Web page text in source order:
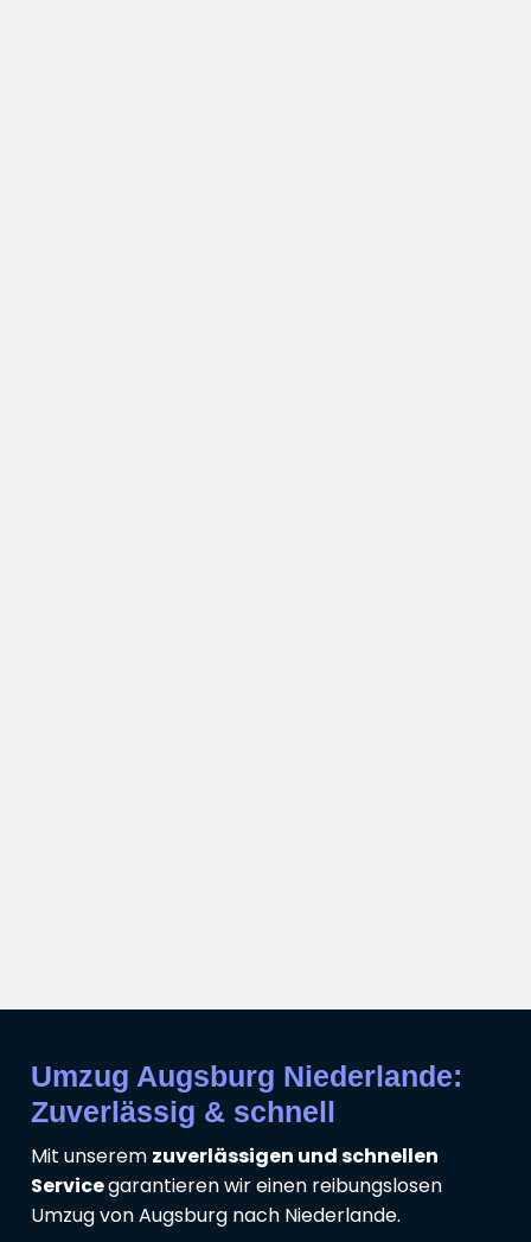
Umzug Augsburg Niederlande:
Zuverlässig & schnell
Mit unserem zuverlässigen und schnellen
Servicegarantieren wir einen reibungslosen
Umzug von Augsburg nach Niederlande.